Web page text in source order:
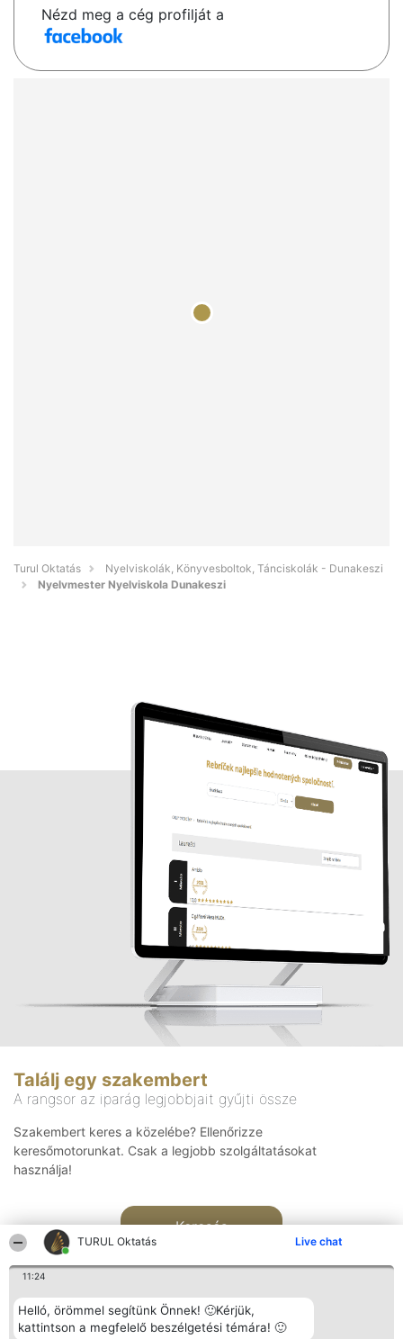
TURUL Oktatás Live chat
11:24
Helló, örömmel segítünk Önnek! 🙂Kérjük,
kattintson a megfelelő beszélgetési témára! 🙂
Nézd meg a cég profilját a
Turul Oktatás
Nyelviskolák, Könyvesboltok, Tánciskolák - Dunakeszi
Nyelvmester Nyelviskola Dunakeszi
Találj egy szakembert
A rangsor az iparág legjobbjait gyűjti össze
Szakembert keres a közelébe? Ellenőrizze
keresőmotorunkat. Csak a legjobb szolgáltatásokat
használja!
Keresés